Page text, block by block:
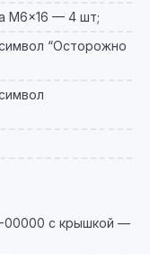
M6×16 — 4 шт;
“Осторожно
00000 с крышкой —